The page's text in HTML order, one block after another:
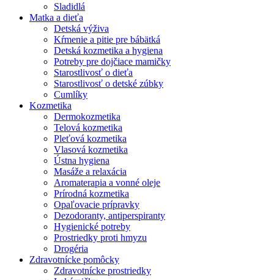
Sladidlá
Matka a dieťa
Detská výživa
Kŕmenie a pitie pre bábätká
Detská kozmetika a hygiena
Potreby pre dojčiace mamičky
Starostlivosť o dieťa
Starostlivosť o detské zúbky
Cumlíky
Kozmetika
Dermokozmetika
Telová kozmetika
Pleťová kozmetika
Vlasová kozmetika
Ústna hygiena
Masáže a relaxácia
Aromaterapia a vonné oleje
Prírodná kozmetika
Opaľovacie prípravky
Dezodoranty, antiperspiranty
Hygienické potreby
Prostriedky proti hmyzu
Drogéria
Zdravotnícke pomôcky
Zdravotnícke prostriedky